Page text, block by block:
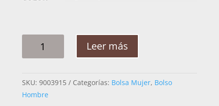
CUADRA
BOC39RS
CANTIDAD
Leer más
SKU: 9003915 Categorías: Bolsa Mujer, Bolso
Hombre